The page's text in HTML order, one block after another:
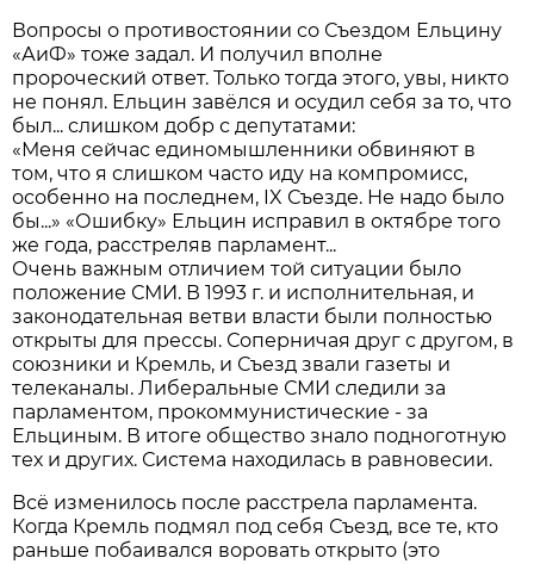
Вопросы о противостоянии со Съездом Ельцину
«АиФ» тоже задал. И получил вполне
пророческий ответ. Только тогда этого, увы, никто
не понял. Ельцин завёлся и осудил себя за то, что
был... слишком добр с депутатами:
«Меня сейчас единомышленники обвиняют в
том, что я слишком часто иду на компромисс,
особенно на последнем, IX Съезде. Не надо было
бы...» «Ошибку» Ельцин исправил в октябре того
же года, расстреляв парламент...
Очень важным отличием той ситуации было
положение СМИ. В 1993 г. и исполнительная, и
законодательная ветви власти были полностью
открыты для прессы. Соперничая друг с другом, в
союзники и Кремль, и Съезд звали газеты и
телеканалы. Либеральные СМИ следили за
парламентом, прокоммунистические - за
Ельциным. В итоге общество знало подноготную
тех и других. Система находилась в равновесии.
Всё изменилось после расстрела парламента.
Когда Кремль подмял под себя Съезд, все те, кто
раньше побаивался воровать открыто (это